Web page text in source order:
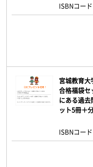
ISBNコー
宮城教育大
合格福袋
にある過
ット5冊＋
ISBNコー